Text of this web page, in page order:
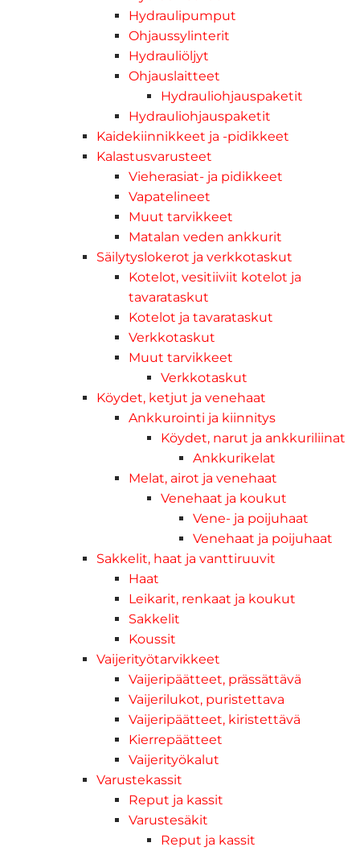
Hydraulipumput
Ohjaussylinterit
Hydrauliöljyt
Ohjauslaitteet
Hydrauliohjauspaketit
Hydrauliohjauspaketit
Kaidekiinnikkeet ja -pidikkeet
Kalastusvarusteet
Vieherasiat- ja pidikkeet
Vapatelineet
Muut tarvikkeet
Matalan veden ankkurit
Säilytyslokerot ja verkkotaskut
Kotelot, vesitiiviit kotelot ja
tavarataskut
Kotelot ja tavarataskut
Verkkotaskut
Muut tarvikkeet
Verkkotaskut
Köydet, ketjut ja venehaat
Ankkurointi ja kiinnitys
Köydet, narut ja ankkuriliinat
Ankkurikelat
Melat, airot ja venehaat
Venehaat ja koukut
Vene- ja poijuhaat
Venehaat ja poijuhaat
Sakkelit, haat ja vanttiruuvit
Haat
Leikarit, renkaat ja koukut
Sakkelit
Koussit
Vaijerityötarvikkeet
Vaijeripäätteet, prässättävä
Vaijerilukot, puristettava
Vaijeripäätteet, kiristettävä
Kierrepäätteet
Vaijerityökalut
Varustekassit
Reput ja kassit
Varustesäkit
Reput ja kassit